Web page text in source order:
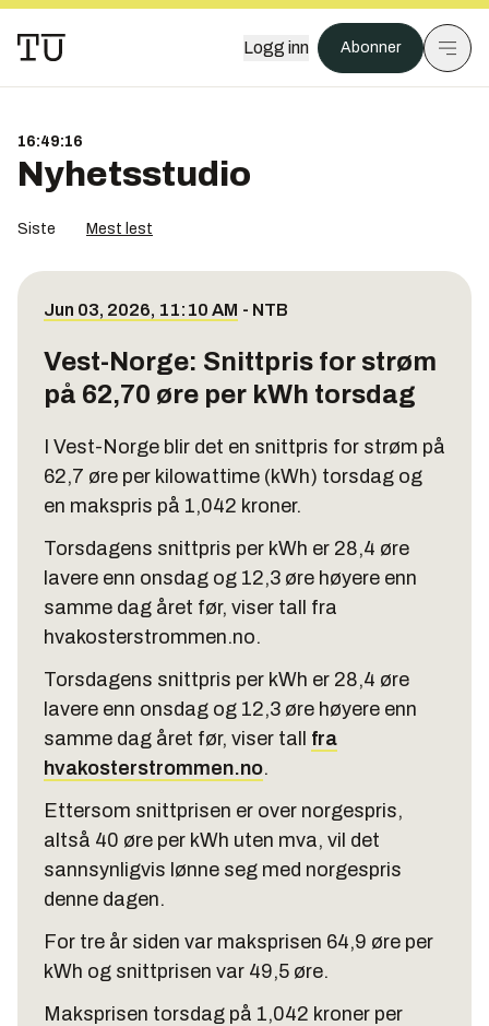
Logg inn Abonner
16:49:16
Nyhetsstudio
Siste Mest lest
Jun 03, 2026, 11:10 AM - NTB
Vest-Norge: Snittpris for strøm
på 62,70 øre per kWh torsdag
I Vest-Norge blir det en snittpris for strøm på
62,7 øre per kilowattime (kWh) torsdag og
en makspris på 1,042 kroner.
Torsdagens snittpris per kWh er 28,4 øre
lavere enn onsdag og 12,3 øre høyere enn
samme dag året før, viser tall fra
hvakosterstrommen.no.
Torsdagens snittpris per kWh er 28,4 øre
lavere enn onsdag og 12,3 øre høyere enn
samme dag året før, viser tall fra
hvakosterstrommen.no.
Ettersom snittprisen er over norgespris,
altså 40 øre per kWh uten mva, vil det
sannsynligvis lønne seg med norgespris
denne dagen.
For tre år siden var maksprisen 64,9 øre per
kWh og snittprisen var 49,5 øre.
Maksprisen torsdag på 1,042 kroner per